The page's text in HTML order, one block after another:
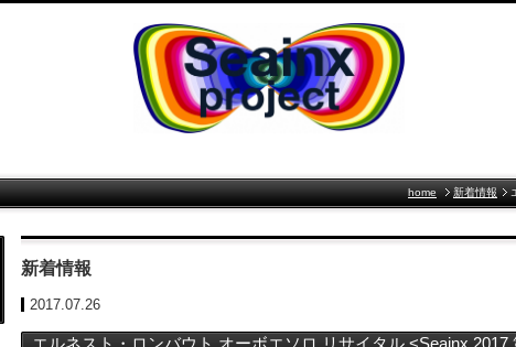
home 新着情報
新着情報
2017.07.26